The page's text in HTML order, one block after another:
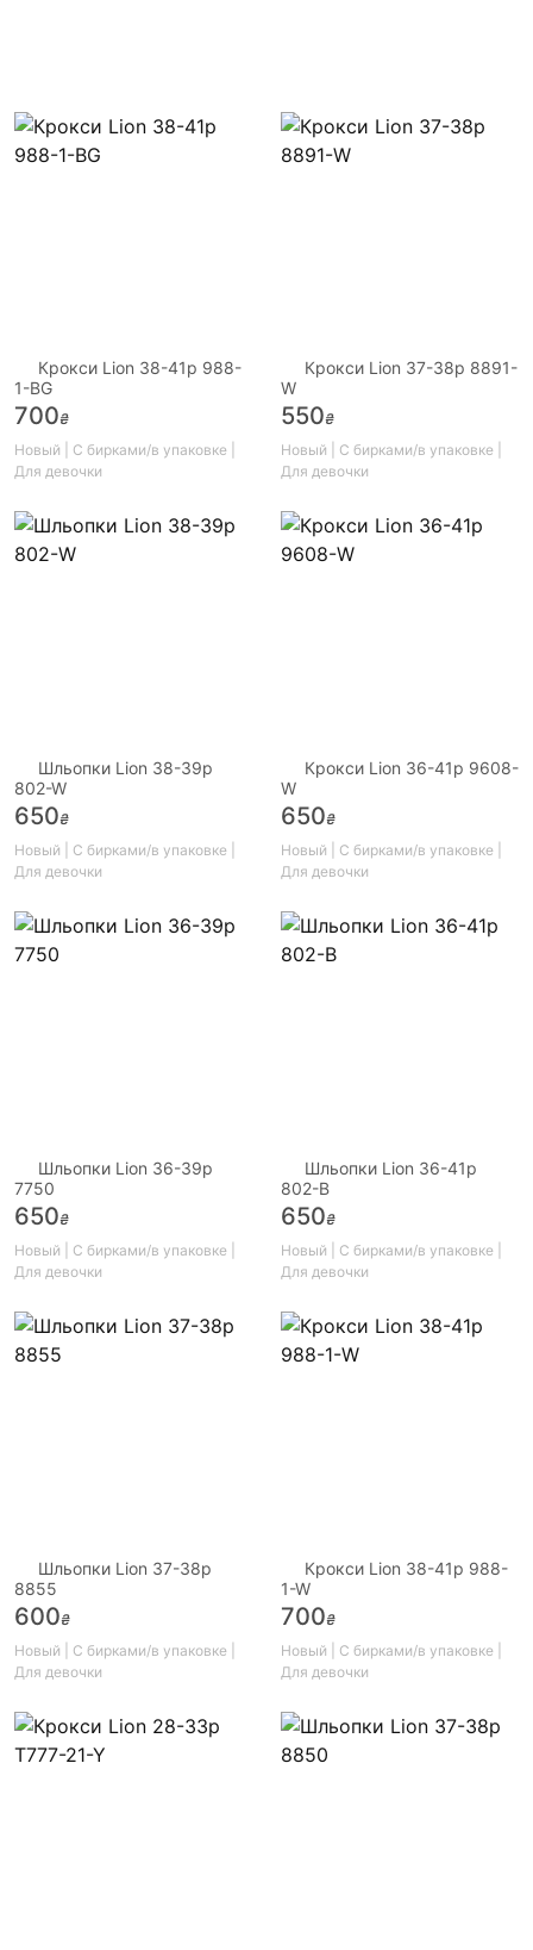
Крокси Lion 38-41р 988-
1-BG
700₴
Новый | С бирками/в упаковке |
Для девочки
Крокси Lion 37-38р 8891-
W
550₴
Новый | С бирками/в упаковке |
Для девочки
Шльопки Lion 38-39р
802-W
650₴
Новый | С бирками/в упаковке |
Для девочки
Крокси Lion 36-41р 9608-
W
650₴
Новый | С бирками/в упаковке |
Для девочки
Шльопки Lion 36-39р
7750
650₴
Новый | С бирками/в упаковке |
Для девочки
Шльопки Lion 36-41р
802-B
650₴
Новый | С бирками/в упаковке |
Для девочки
Шльопки Lion 37-38р
8855
600₴
Новый | С бирками/в упаковке |
Для девочки
Крокси Lion 38-41р 988-
1-W
700₴
Новый | С бирками/в упаковке |
Для девочки